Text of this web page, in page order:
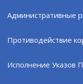
Административные
Противодействие
Исполнение Указов
6. Справки по